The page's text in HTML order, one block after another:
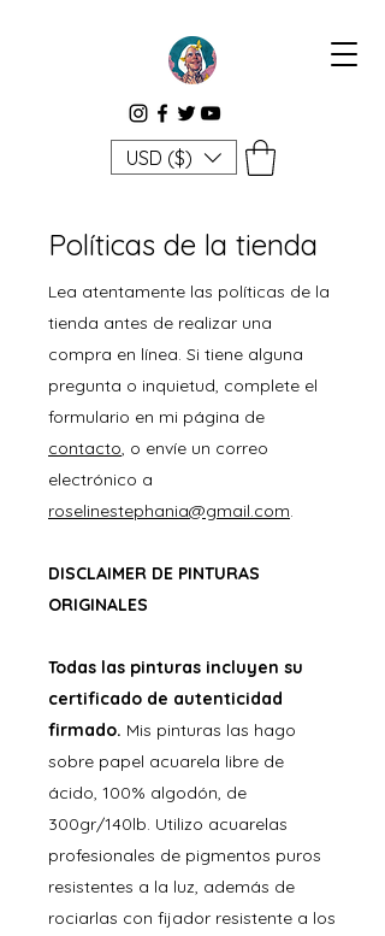
USD ($)
Políticas de la tienda
Lea atentamente las políticas de la
tienda antes de realizar una
compra en línea. Si tiene alguna
pregunta o inquietud, complete el
formulario en mi página de
contacto, o envíe un correo
electrónico a
roselinestephania@gmail.com.
DISCLAIMER DE PINTURAS
ORIGINALES
Todas las pinturas incluyen su
certificado de autenticidad
firmado. Mis pinturas las hago
sobre papel acuarela libre de
ácido, 100% algodón, de
300gr/140lb. Utilizo acuarelas
profesionales de pigmentos puros
resistentes a la luz, además de
rociarlas con fijador resistente a los